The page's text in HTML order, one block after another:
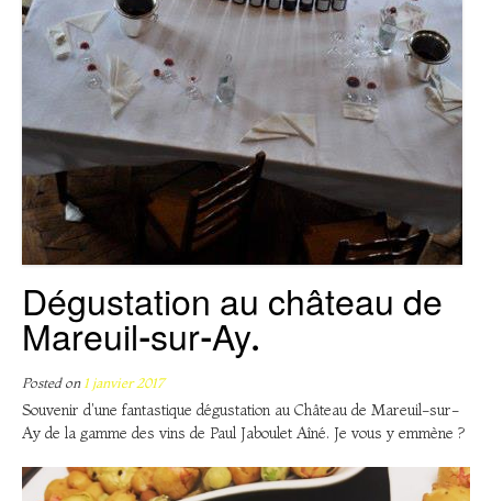
Dégustation au château de
Mareuil-sur-Ay.
Posted on 1 janvier 2017
Souvenir d'une fantastique dégustation au Château de Mareuil-sur-
Ay de la gamme des vins de Paul Jaboulet Aîné. Je vous y emmène ?